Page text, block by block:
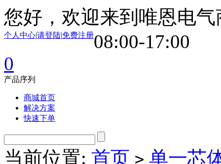
您好，欢迎来到唯恩电气
08:00-17:00
个人中心|请登陆|免费注册
0
产品序列
商城首页
解决方案
快速下单
当前位置: 首页 > 单一芯